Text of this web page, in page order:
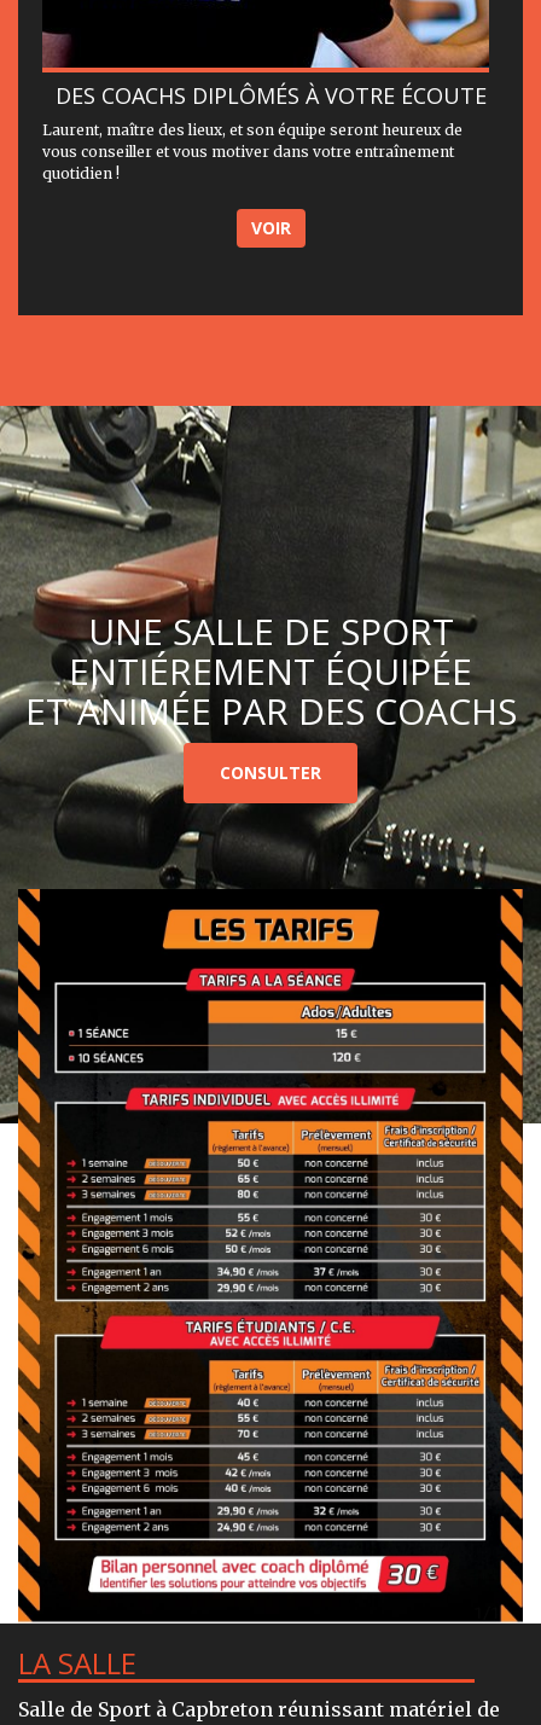
DES COACHS DIPLÔMÉS À VOTRE ÉCOUTE
Laurent, maître des lieux, et son équipe seront heureux de
vous conseiller et vous motiver dans votre entraînement
quotidien !
VOIR
UNE SALLE DE SPORT
ENTIÉREMENT ÉQUIPÉE
ET ANIMÉE PAR DES COACHS
CONSULTER
LA SALLE
Salle de Sport à Capbreton réunissant matériel de